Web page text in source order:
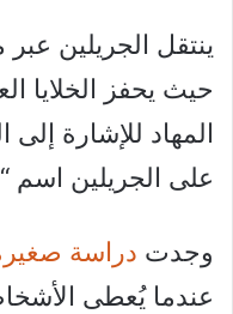
ينتقل الجريلين
حيث يحفز الخلايا
المهاد للإشارة
على الجريلين اسم “
وجدت دراسة
عندما يُعطى